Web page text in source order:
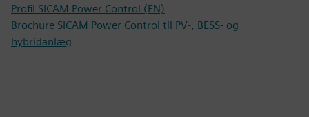
Profil SICAM Power Control (EN)
Brochure SICAM Power Control til PV-, BESS- og
hybridanlæg